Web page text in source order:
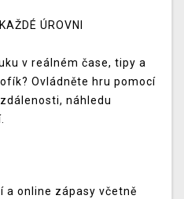
ÚROVNI
v reálném čase, tipy a
Ovládněte hru pomocí
náhledu
a online zápasy včetně